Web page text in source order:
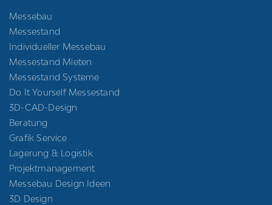
Messebau
Messestand
Individueller Messebau
Messestand Mieten
Messestand Systeme
Do It Yourself Messestand
3D-CAD-Design
Beratung
Grafik Service
Lagerung & Logistik
Projektmanagement
Messebau Design Ideen
3D Design